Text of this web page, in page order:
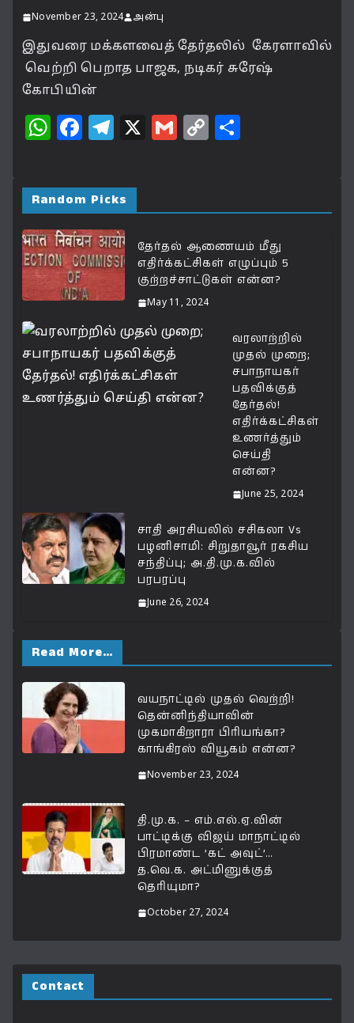
November 23, 2024 அன்பு
இதுவரை மக்களவைத் தேர்தலில் கேரளாவில்
வெற்றி பெறாத பாஜக, நடிகர் சுரேஷ்
கோபியின்
W
s
A
p
p
F
e
b
o
o
k
T
g
ra
m
X
G
C
n
k
Random Picks
தேர்தல் ஆணையம் மீது
எதிர்க்கட்சிகள் எழுப்பும் 5
குற்றச்சாட்டுகள் என்ன?
May 11, 2024
வரலாற்றில்
முதல் முறை;
சபாநாயகர்
பதவிக்குத்
தேர்தல்!
எதிர்க்கட்சிகள்
உணர்த்தும்
செய்தி
என்ன?
June 25, 2024
சாதி அரசியலில் சசிகலா Vs
பழனிசாமி: சிறுதாவூர் ரகசிய
சந்திப்பு; அ.தி.மு.க.வில்
பரபரப்பு
June 26, 2024
Read More…
வயநாட்டில் முதல் வெற்றி!
தென்னிந்தியாவின்
முகமாகிறாரா பிரியங்கா?
காங்கிரஸ் வியூகம் என்ன?
November 23, 2024
தி.மு.க. – எம்.எல்.ஏ.வின்
பாட்டிக்கு விஜய் மாநாட்டில்
பிரமாண்ட ’கட் அவுட்’…
த.வெ.க. அட்மினுக்குத்
தெரியுமா?
October 27, 2024
Contact